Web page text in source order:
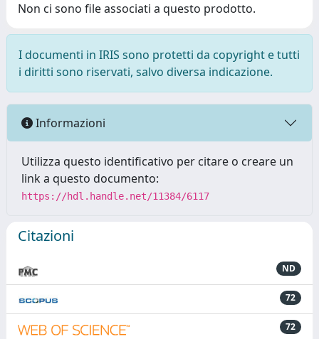
Non ci sono file associati a questo prodotto.
I documenti in IRIS sono protetti da copyright e tutti
i diritti sono riservati, salvo diversa indicazione.
Informazioni
Utilizza questo identificativo per citare o creare un
link a questo documento:
https://hdl.handle.net/11384/6117
Citazioni
ND
72
72